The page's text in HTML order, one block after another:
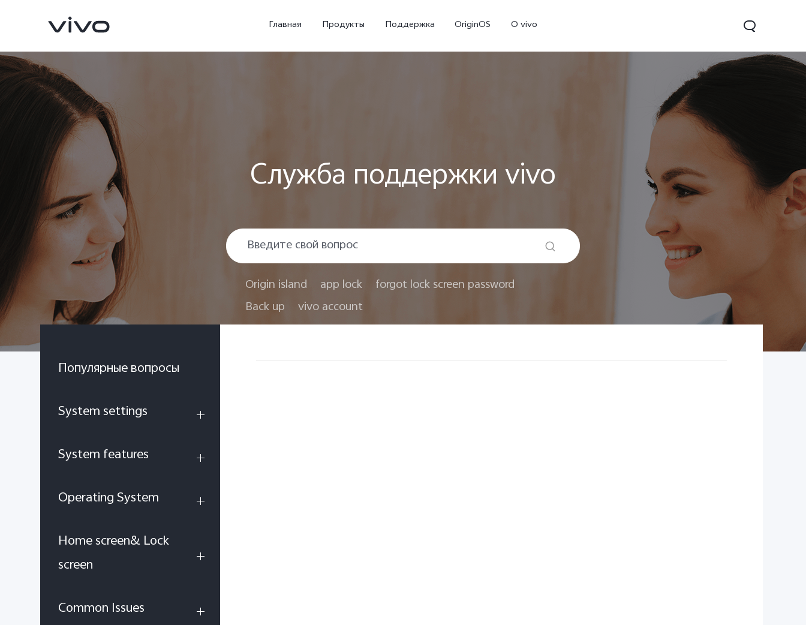
Главная Продукты Поддержка OriginOS O vivo
X300 Pro Y31d Новинка
Служба поддержки vivo
Origin island app lock
forgot lock screen password
Back up
vivo account
Популярные вопросы
System settings
System features
Operating System
Home screen& Lock
screen
Common Issues